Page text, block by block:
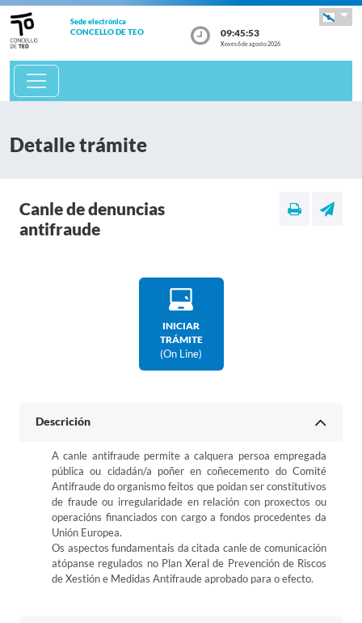
Sede electrónica
CONCELLO DE TEO 09:45:53
Xoves 6 de agosto 2026
Detalle trámite
Canle de denuncias
antifraude
INICIAR
TRÁMITE
(on Line)
Descrición
A canle antifraude permite a calquera persoa empregada
pública ou cidadán/a poñer en coñecemento do Comité
Antifraude do organismo feitos que poidan ser constitutivos
de fraude ou irregularidade en relación con proxectos ou
operacións financiados con cargo a fondos procedentes da
Unión Europea.
Os aspectos fundamentais da citada canle de comunicación
atópanse regulados no Plan Xeral de Prevención de Riscos
de Xestión e Medidas Antifraude aprobado para o efecto.